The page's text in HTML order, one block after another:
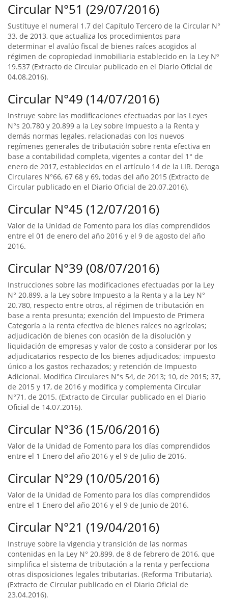
Circular N°51 (29/07/2016)
Sustituye el numeral 1.7 del Capítulo Tercero de la Circular N°
33, de 2013, que actualiza los procedimientos para
determinar el avalúo fiscal de bienes raíces acogidos al
régimen de copropiedad inmobiliaria establecido en la Ley Nº
19.537 (Extracto de Circular publicado en el Diario Oficial de
04.08.2016).
Circular N°49 (14/07/2016)
Instruye sobre las modificaciones efectuadas por las Leyes
N°s 20.780 y 20.899 a la Ley sobre Impuesto a la Renta y
demás normas legales, relacionadas con los nuevos
regímenes generales de tributación sobre renta efectiva en
base a contabilidad completa, vigentes a contar del 1° de
enero de 2017, establecidos en el artículo 14 de la LIR. Deroga
Circulares N°66, 67 68 y 69, todas del año 2015 (Extracto de
Circular publicado en el Diario Oficial de 20.07.2016).
Circular N°45 (12/07/2016)
Valor de la Unidad de Fomento para los días comprendidos
entre el 01 de enero del año 2016 y el 9 de agosto del año
2016.
Circular N°39 (08/07/2016)
Instrucciones sobre las modificaciones efectuadas por la Ley
N° 20.899, a la Ley sobre Impuesto a la Renta y a la Ley N°
20.780, respecto entre otros, al régimen de tributación en
base a renta presunta; exención del Impuesto de Primera
Categoría a la renta efectiva de bienes raíces no agrícolas;
adjudicación de bienes con ocasión de la disolución y
liquidación de empresas y valor de costo a considerar por los
adjudicatarios respecto de los bienes adjudicados; impuesto
único a los gastos rechazados; y retención de Impuesto
Adicional. Modifica Circulares N°s 54, de 2013; 10, de 2015; 37,
de 2015 y 17, de 2016 y modifica y complementa Circular
N°71, de 2015. (Extracto de Circular publicado en el Diario
Oficial de 14.07.2016).
Circular N°36 (15/06/2016)
Valor de la Unidad de Fomento para los días comprendidos
entre el 1 Enero del año 2016 y el 9 de Julio de 2016.
Circular N°29 (10/05/2016)
Valor de la Unidad de Fomento para los días comprendidos
entre el 1 Enero del año 2016 y el 9 de Junio de 2016.
Circular N°21 (19/04/2016)
Instruye sobre la vigencia y transición de las normas
contenidas en la Ley N° 20.899, de 8 de febrero de 2016, que
simplifica el sistema de tributación a la renta y perfecciona
otras disposiciones legales tributarias. (Reforma Tributaria).
(Extracto de Circular publicado en el Diario Oficial de
23.04.2016).